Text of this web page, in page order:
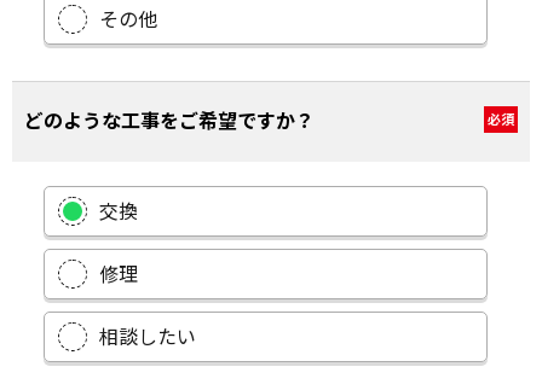
その他
どのような工事をご希望ですか？ 必須
交換
修理
相談したい